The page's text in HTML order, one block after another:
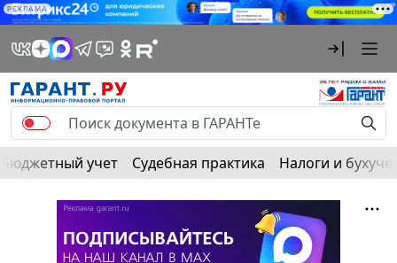
РЕКЛАМА
Бюджетный учет Судебная практика Налоги и